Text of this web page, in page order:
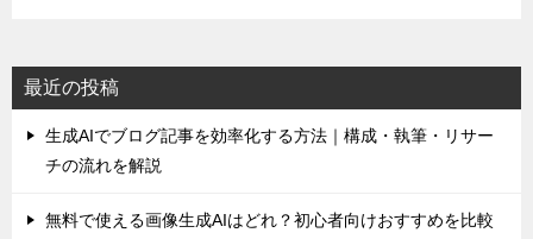
最近の投稿
生成AIでブログ記事を効率化する方法｜構成・執筆・リサー
チの流れを解説
無料で使える画像生成AIはどれ？初心者向けおすすめを比較